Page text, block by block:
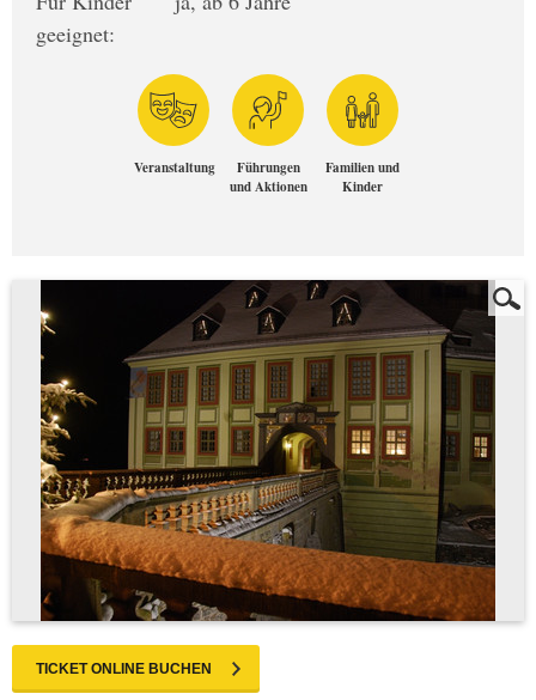
geeignet:
Veranstaltung
Führungen
und Aktionen
Familien und
Kinder
TICKET ONLINE BUCHEN